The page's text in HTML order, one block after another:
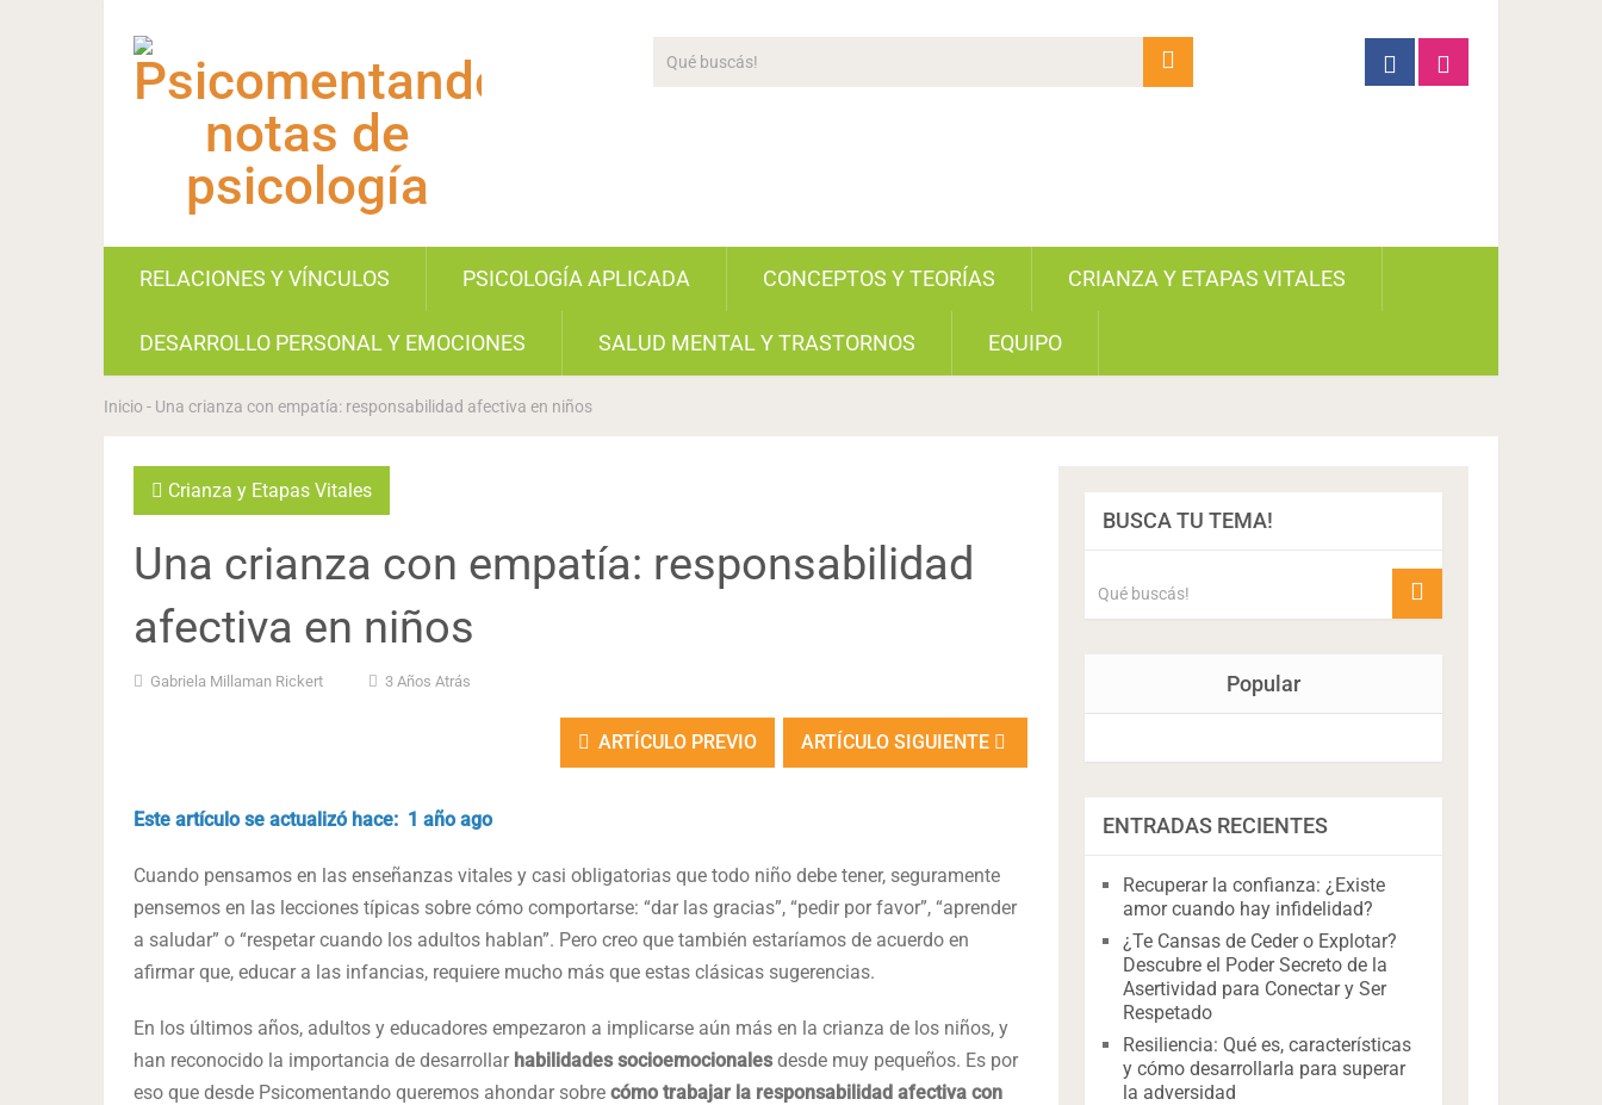
RELACIONES Y VÍNCULOS PSICOLOGÍA APLICADA CONCEPTOS Y TEORÍAS CRIANZA Y ETAPAS VITALES
DESARROLLO PERSONAL Y EMOCIONES SALUD MENTAL Y TRASTORNOS EQUIPO
Inicio - Una crianza con empatía: responsabilidad afectiva en niños
Crianza y Etapas Vitales
Una crianza con empatía: responsabilidad
afectiva en niños
Gabriela Millaman Rickert 3 Años Atrás
ARTÍCULO PREVIO ARTÍCULO SIGUIENTE
Este artículo se actualizó hace: 1 año ago
Cuando pensamos en las enseñanzas vitales y casi obligatorias que todo niño debe tener, seguramente
pensemos en las lecciones típicas sobre cómo comportarse: “dar las gracias”, “pedir por favor”, “aprender
a saludar” o “respetar cuando los adultos hablan”. Pero creo que también estaríamos de acuerdo en
afirmar que, educar a las infancias, requiere mucho más que estas clásicas sugerencias.
En los últimos años, adultos y educadores empezaron a implicarse aún más en la crianza de los niños, y
han reconocido la importancia de desarrollar habilidades socioemocionales desde muy pequeños. Es por
eso que desde Psicomentando queremos ahondar sobre cómo trabajar la responsabilidad afectiva con
BUSCA TU TEMA!
Popular
ENTRADAS RECIENTES
Recuperar la confianza: ¿Existe
amor cuando hay infidelidad?
¿Te Cansas de Ceder o Explotar?
Descubre el Poder Secreto de la
Asertividad para Conectar y Ser
Respetado
Resiliencia: Qué es, características
y cómo desarrollarla para superar
la adversidad